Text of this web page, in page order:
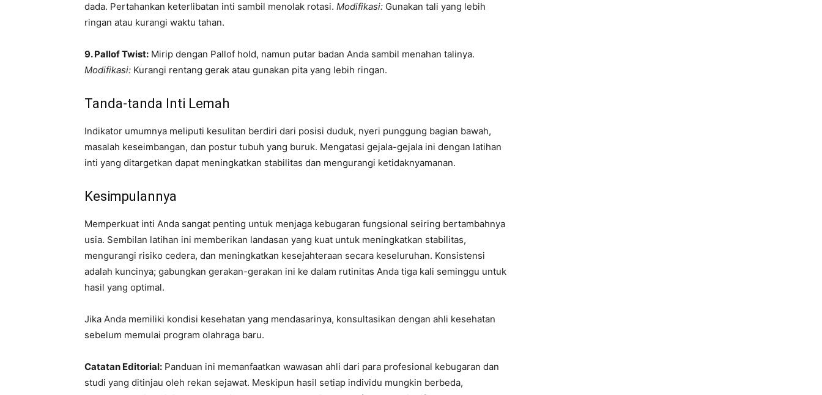
dada. Pertahankan keterlibatan inti sambil menolak rotasi. Modifikasi: Gunakan tali yang lebih
ringan atau kurangi waktu tahan.
9. Pallof Twist: Mirip dengan Pallof hold, namun putar badan Anda sambil menahan talinya.
Modifikasi: Kurangi rentang gerak atau gunakan pita yang lebih ringan.
Tanda-tanda Inti Lemah
Indikator umumnya meliputi kesulitan berdiri dari posisi duduk, nyeri punggung bagian bawah,
masalah keseimbangan, dan postur tubuh yang buruk. Mengatasi gejala-gejala ini dengan latihan
inti yang ditargetkan dapat meningkatkan stabilitas dan mengurangi ketidaknyamanan.
Kesimpulannya
Memperkuat inti Anda sangat penting untuk menjaga kebugaran fungsional seiring bertambahnya
usia. Sembilan latihan ini memberikan landasan yang kuat untuk meningkatkan stabilitas,
mengurangi risiko cedera, dan meningkatkan kesejahteraan secara keseluruhan. Konsistensi
adalah kuncinya; gabungkan gerakan-gerakan ini ke dalam rutinitas Anda tiga kali seminggu untuk
hasil yang optimal.
Jika Anda memiliki kondisi kesehatan yang mendasarinya, konsultasikan dengan ahli kesehatan
sebelum memulai program olahraga baru.
Catatan Editorial: Panduan ini memanfaatkan wawasan ahli dari para profesional kebugaran dan
studi yang ditinjau oleh rekan sejawat. Meskipun hasil setiap individu mungkin berbeda,